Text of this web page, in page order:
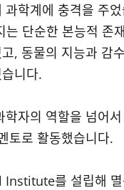
과학계에 충격을 주
는 단순한 본능적 존
, 동물의 지능과 감
니다.
학자의 역할을 넘어
토로 활동했습니다.
Institute를 설립해 멸